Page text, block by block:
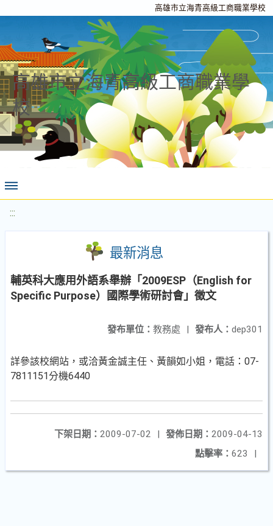
高雄市立海青高級工商職業學校
高雄市立海青高級工商職業學
校
:::
最新消息
輔英科大應用外語系舉辦「2009ESP（English for
Specific Purpose）國際學術研討會」徵文
發布人： dep301
發布單位： 教務處 |
詳參該校網站，或洽黃金誠主任、黃韻如小姐，電話：07-
7811151分機6440
發佈日期： 2009-04-13
下架日期： 2009-07-02
|
點擊率： 623 |